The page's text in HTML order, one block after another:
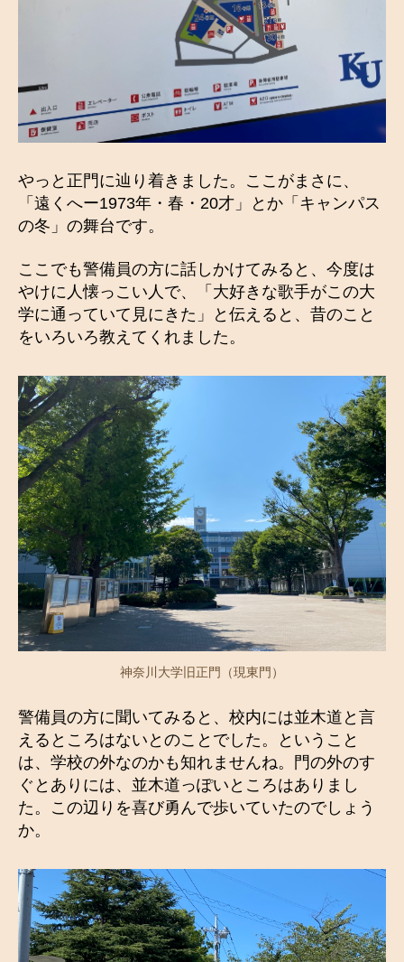
やっと正門に辿り着きました。ここがまさに、
「遠くへー1973年・春・20才」とか「キャンパス
の冬」の舞台です。
ここでも警備員の方に話しかけてみると、今度は
やけに人懐っこい人で、「大好きな歌手がこの大
学に通っていて見にきた」と伝えると、昔のこと
をいろいろ教えてくれました。
神奈川大学旧正門（現東門）
警備員の方に聞いてみると、校内には並木道と言
えるところはないとのことでした。ということ
は、学校の外なのかも知れませんね。門の外のす
ぐとありには、並木道っぽいところはありまし
た。この辺りを喜び勇んで歩いていたのでしょう
か。